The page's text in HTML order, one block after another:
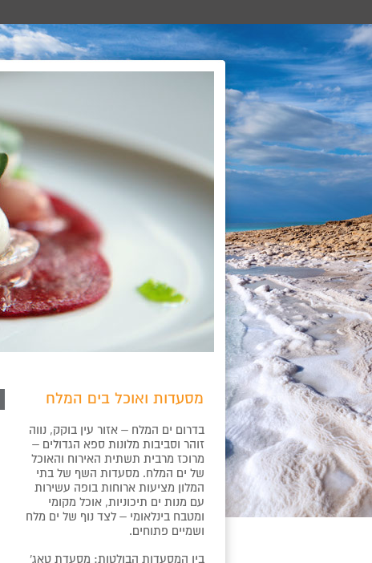
מסעדות ואוכל בים המלח
בדרום ים המלח – אזור עין בוקק, נווה
זוהר וסביבות מלונות ספא הגדולים –
מרוכז מרבית תשתית האירוח והאוכל
של ים המלח. מסעדות השף של בתי
המלון מציעות ארוחות בופה עשירות
עם מנות ים תיכוניות, אוכל מקומי
ומטבח בינלאומי – לצד נוף של ים מלח
ושמיים פתוחים.
בין המסעדות הבולטות: מסעדת טאג'